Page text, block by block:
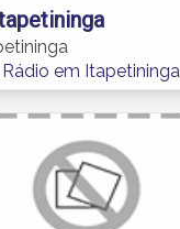
em Itapetininga